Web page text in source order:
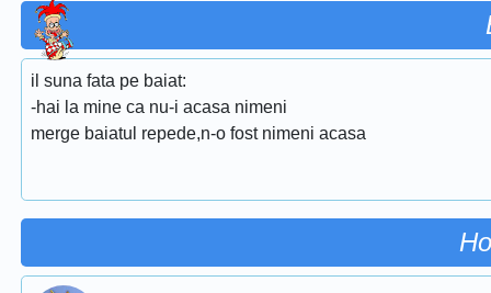
il suna fata pe baiat:
-hai la mine ca nu-i acasa nimeni
merge baiatul repede,n-o fost nimeni acasa